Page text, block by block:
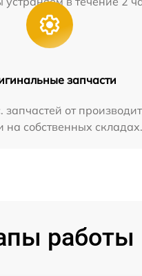
запчасти
запчастей от
на собственных складах.
работы